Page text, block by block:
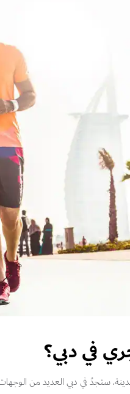
في دبي؟
ستجدُ في دبي العديد من